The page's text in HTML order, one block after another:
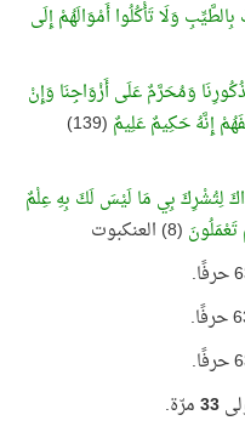
وَلَا تَأْكُلُوا أَمْوَالَهُمْ إِلَى
وَمُحَرَّمٌ عَلَى أَزْوَاجِنَا وَإِنْ
إِنَّهُ حَكِيمٌ عَلِيمٌ
(139)
لِتُشْرِكَ بِي مَا لَيْسَ لَكَ بِهِ عِلْمٌ
تَعْمَلُونَ (8) العنكبوت
33مرّة.